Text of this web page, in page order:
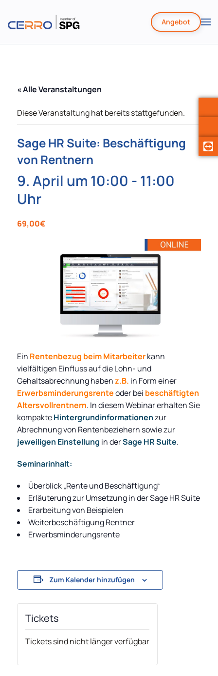
Zum
Angebot
« Alle Veranstaltungen
Diese Veranstaltung hat bereits stattgefunden.
Sage HR Suite: Beschäftigung
von Rentnern
9. April um 10:00 - 11:00
69,00€
Ein Rentenbezug beim Mitarbeiterkann
vielfältigen Einfluss auf die Lohn- und
Gehaltsabrechnung habenz.B. in Form einer
Erwerbsminderungsrenteoder bei beschäftigten
Altersvollrentnern. In diesem Webinar erhalten Sie
kompakteHintergrundinformationenzur
Abrechnung von Rentenbeziehern sowie zur
jeweiligen Einstellung in derSage HR Suite.
Seminarinhalt:
Überblick „Rente und Beschäftigung“
Erläuterung zur Umsetzung in der Sage HR Suite
Erarbeitung von Beispielen
Weiterbeschäftigung Rentner
Erwerbsminderungsrente
Zum Kalender hinzufügen
Tickets
Tickets sind nicht länger verfügbar